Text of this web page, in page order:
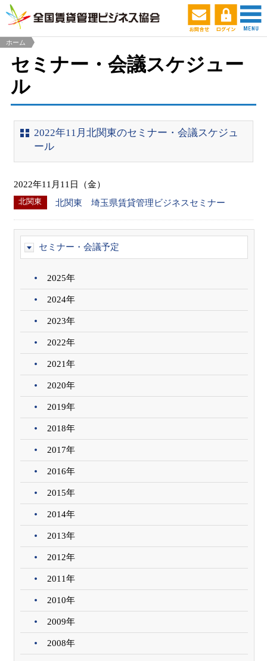
ホーム
セミナー・会議スケジュー
ル
2022年11月北関東のセミナー・会議スケジュ
ール
2022年11月11日（金）
北関東 北関東 埼玉県賃貸管理ビジネスセミナー
セミナー・会議予定
2025年
2024年
2023年
2022年
2021年
2020年
2019年
2018年
2017年
2016年
2015年
2014年
2013年
2012年
2011年
2010年
2009年
2008年